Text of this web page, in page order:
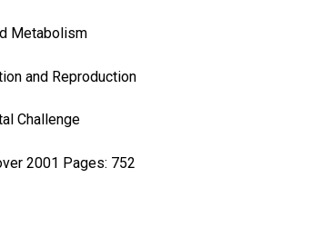
Metabolism
and Reproduction
Challenge
2001 Pages: 752